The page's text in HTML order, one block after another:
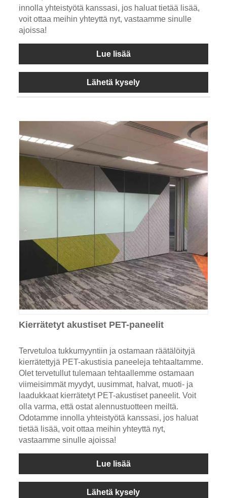
innolla yhteistyötä kanssasi, jos haluat tietää lisää,
voit ottaa meihin yhteyttä nyt, vastaamme sinulle
ajoissa!
Lue lisää
Lähetä kysely
Kierrätetyt akustiset PET-paneelit
Tervetuloa tukkumyyntiin ja ostamaan räätälöityjä
kierrätettyjä PET-akustisia paneeleja tehtaaltamme.
Olet tervetullut tulemaan tehtaallemme ostamaan
viimeisimmät myydyt, uusimmat, halvat, muoti- ja
laadukkaat kierrätetyt PET-akustiset paneelit. Voit
olla varma, että ostat alennustuotteen meiltä.
Odotamme innolla yhteistyötä kanssasi, jos haluat
tietää lisää, voit ottaa meihin yhteyttä nyt,
vastaamme sinulle ajoissa!
Lue lisää
Lähetä kysely